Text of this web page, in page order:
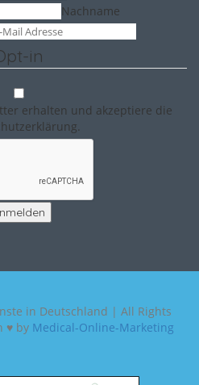
Nachname
in
erhalten und akzeptiere die
in Deutschland | All Rights
♥ by Medical-Online-Marketing